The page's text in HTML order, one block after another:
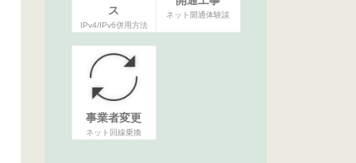
ス
IPv4/IPv6併用方法
ネット開通体験談
事業者変更
ネット回線乗換